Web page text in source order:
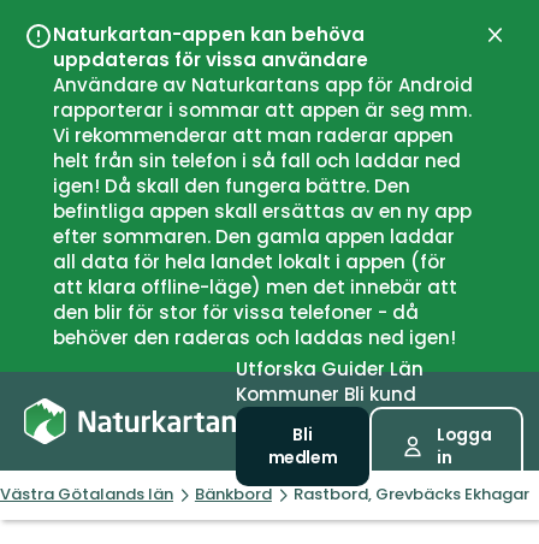
Naturkartan-appen kan behöva
uppdateras för vissa användare
Användare av Naturkartans app för Android
rapporterar i sommar att appen är seg mm.
Vi rekommenderar att man raderar appen
helt från sin telefon i så fall och laddar ned
igen! Då skall den fungera bättre. Den
befintliga appen skall ersättas av en ny app
efter sommaren. Den gamla appen laddar
all data för hela landet lokalt i appen (för
att klara offline-läge) men det innebär att
den blir för stor för vissa telefoner - då
behöver den raderas och laddas ned igen!
UtforskaGuiderLän
Kommuner Bli kund
Bli
medlem
Logga
in
Västra Götalands län Bänkbord Rastbord, Grevbäcks Ekhagar